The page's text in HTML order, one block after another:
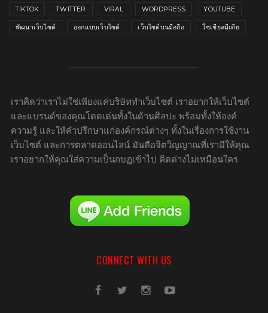
TIKTOK TWITTER VIRAL WORDPRESS YOUTUBE
พัฒนาเว็บไซต์ ออกแบบเว็บไซต์ เว็บไซต์บนมือถือ โซเชียลมีเดีย
เราคิดว่าเราไม่ใช่เพียงแค่บริษัททำเว็บไซต์ เราอยากให้เว็บไซต์
และแบรนด์ของคุณโดดเด่นทั้งในด้านศิลปะ พร้อมทั้งให้องค์
ความรู้ และให้คำปรึกษาแก่องค์กรณ์ต่างๆ ทั้งในเรื่องการใช้งาน
เว็บไซต์ และการตลาดออนไลน์ มันคือจิตวิญญาณที่เรามีให้คุณ
เราอยากให้คุณใส่ความเป็นกบฏเข้าไป คิดต่างไม่เหมือนใคร
CONNECT WITH US